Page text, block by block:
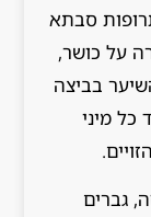
סבתא
על כושר,
בביצה
כל מיני
גברים